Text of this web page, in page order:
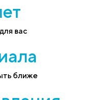
вас
ближе